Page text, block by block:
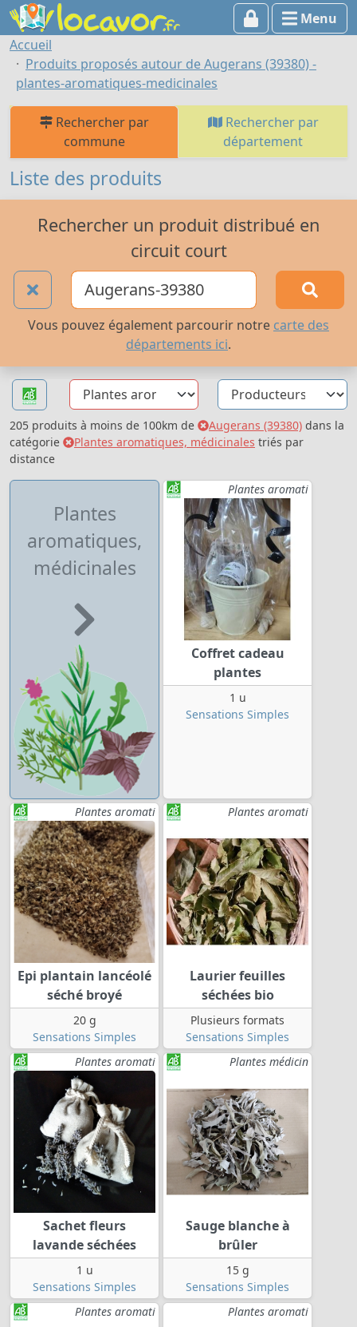
Menu
Accueil
Produits proposés autour de Augerans (39380) -
plantes-aromatiques-medicinales
Rechercher par
commune
Rechercher par
département
Liste des produits
Rechercher un produit distribué en
circuit court
Vous pouvez également parcourir notre carte des
départements ici.
205 produits à moins de 100km de Augerans (39380) dans la
catégorie
Plantes aromatiques, médicinales triés par
distance
Plantes
aromatiques,
médicinales
Plantes aromati
Coffret cadeau
plantes
1 u
Sensations Simples
Plantes aromati
Epi plantain lancéolé
séché broyé
20 g
Sensations Simples
Plantes aromati
Laurier feuilles
séchées bio
Plusieurs formats
Sensations Simples
Plantes aromati
Sachet fleurs
lavande séchées
1 u
Sensations Simples
Plantes médicin
Sauge blanche à
brûler
15 g
Sensations Simples
Plantes aromati
Plantes aromati